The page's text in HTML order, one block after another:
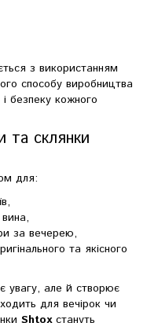
з використанням
способу виробництва
безпеку кожного
та склянки
для:
за вечерею,
та якісного
увагу, але й створює
для вечірок чи